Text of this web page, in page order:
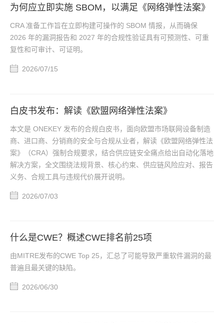
为何应立即实施 SBOM，以满足《网络弹性法案》
（CRA）的合规要求
CRA 准备工作旨在立即构建可操作的 SBOM 情报，从而确保
2026 年的漏洞报告和 2027 年的合规性验证具有可预测性、可重
复性和可审计、可证明。
2026/07/15
白皮书发布：解读《欧盟网络弹性法案》
本文是 ONEKEY 发布的合规白皮书，面向欧盟市场联网设备制造
商、进口商、分销商的安全与合规从业者，解读《欧盟网络弹性法
案》（CRA）强制合规要求，结合供应链安全痛点给出自动化落地
解决方案，全文围绕法规背景、核心约束、供应链风险应对、报告
义务、合规工具与违规代价展开说明。
2026/07/03
什么是CWE？概述CWE排名前25项
由MITRE发布的CWE Top 25，汇总了可能导致严重软件漏洞的最
普遍且最关键的缺陷。
2026/06/30